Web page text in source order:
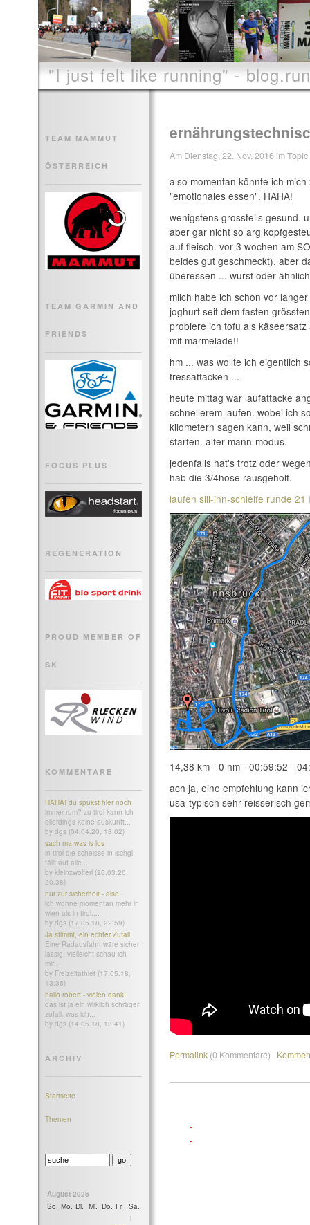
"I just felt like running" -
TEAM MAMMUT
ÖSTERREICH
TEAM GARMIN AND
FRIENDS
FOCUS PLUS
REGENERATION
PROUD MEMBER OF
SK
KOMMENTARE
HAHA! du spukst hier noch
immer rum? zu tirol kann ich
allerdings keine auskunft...
by dgs (04.04.20, 18:02)
sach ma was is los
in tirol die scheisse in ischgl
fällt auf alle...
by kleinzwolferl (26.03.20,
20:38)
nur zur sicherheit - also
ich wohne momentan mehr in
wien als in tirol....
by dgs (17.05.18, 22:59)
Ja stimmt, ein echter Zufall!
Eine Radausfahrt wäre sicher
lässig, vielleicht schau ich
mir...
by Freizeitathlet (17.05.18,
13:36)
hallo robert - vielen dank!
das ist ja ein wirklich schräger
zufall. was ich...
by dgs (14.05.18, 13:41)
ARCHIV
Startseite
Themen
August 2026
So. Mo. Di. Mi. Do. Fr.
Sa.
1
Am Dienstag, 22. Nov. 2016 im Topic
also momentan könnte ich
"emotionales essen". HAHA!
wenigstens grossteils gesund.
aber gar nicht so arg
auf fleisch. vor 3 wochen am
beides gut geschmeckt), aber
überessen ... wurst oder
milch habe ich schon vor
joghurt seit dem fasten
probiere ich tofu als
mit marmelade!!
hm ... was wollte ich eigentlich
fressattacken ...
heute mittag war laufattacke
schnellerem laufen. wobei ich
kilometern sagen kann, weil
starten. alter-mann-modus.
jedenfalls hat's trotz oder
hab die 3/4hose rausgeholt.
laufen sill-inn-schleife runde
14,38 km - 0 hm - 00:59:52 -
ach ja, eine empfehlung kann
usa-typisch sehr reisserisch
Permalink (0 Kommentare)